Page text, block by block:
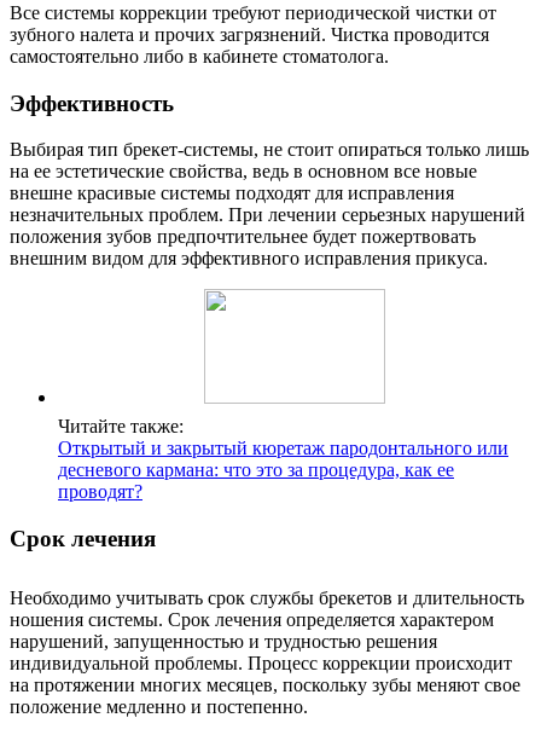
Все системы коррекции требуют периодической чистки от
зубного налета и прочих загрязнений. Чистка проводится
самостоятельно либо в кабинете стоматолога.
Эффективность
Выбирая тип брекет-системы, не стоит опираться только лишь
на ее эстетические свойства, ведь в основном все новые
внешне красивые системы подходят для исправления
незначительных проблем. При лечении серьезных нарушений
положения зубов предпочтительнее будет пожертвовать
внешним видом для эффективного исправления прикуса.
Читайте также:
Открытый и закрытый кюретаж пародонтального или
десневого кармана: что это за процедура, как ее
проводят?
Срок лечения
Необходимо учитывать срок службы брекетов и длительность
ношения системы. Срок лечения определяется характером
нарушений, запущенностью и трудностью решения
индивидуальной проблемы. Процесс коррекции происходит
на протяжении многих месяцев, поскольку зубы меняют свое
положение медленно и постепенно.